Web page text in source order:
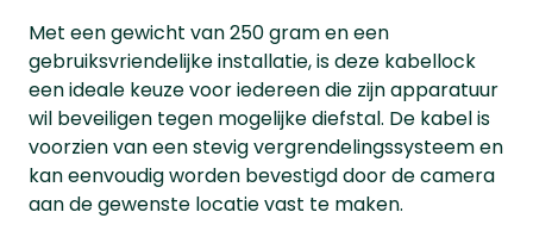
Met een gewicht van 250 gram en een
gebruiksvriendelijke installatie, is deze kabellock
een ideale keuze voor iedereen die zijn apparatuur
wil beveiligen tegen mogelijke diefstal. De kabel is
voorzien van een stevig vergrendelingssysteem en
kan eenvoudig worden bevestigd door de camera
aan de gewenste locatie vast te maken.